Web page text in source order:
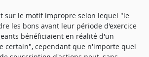
sur le motif impropre selon lequel "le
les bons avant leur période d'exercice
bénéficiaient en réalité d'un
certain", cependant que n'importe quel